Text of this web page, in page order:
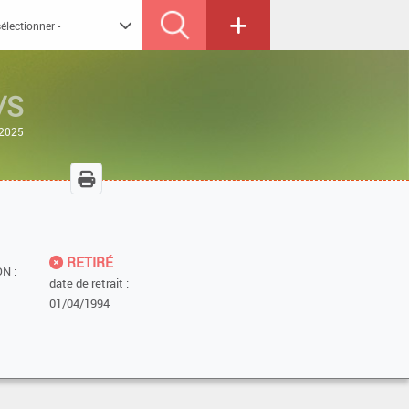
:
RETIRÉ
date de retrait :
01/04/1994